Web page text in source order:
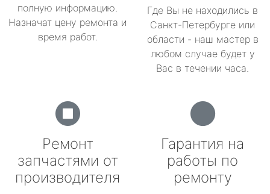
полную информацию.
Назначат цену ремонта и
время работ.
Где Вы не находились в
Санкт-Петербурге или
области - наш мастер в
любом случае будет у
Вас в течении часа.
Ремонт
запчастями от
производителя
Гарантия на
работы по
ремонту